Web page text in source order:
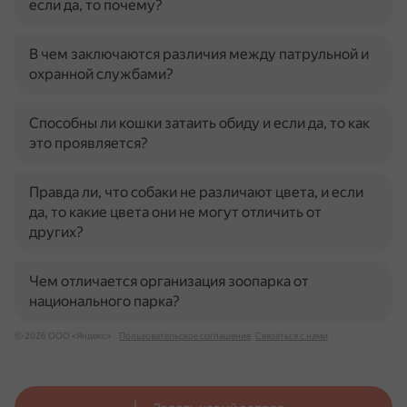
если да, то почему?
В чем заключаются различия между патрульной и
охранной службами?
Способны ли кошки затаить обиду и если да, то как
это проявляется?
Правда ли, что собаки не различают цвета, и если
да, то какие цвета они не могут отличить от
других?
Чем отличается организация зоопарка от
национального парка?
© 2026 ООО «Яндекс» Пользовательское соглашение Связаться с нами